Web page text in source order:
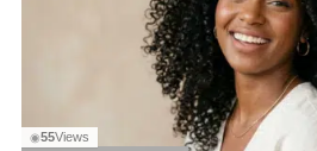
◉55Views